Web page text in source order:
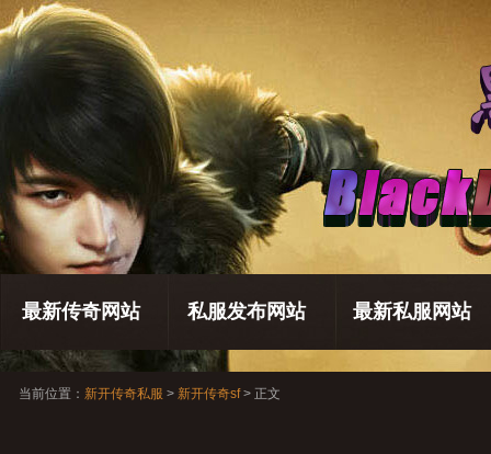
最新传奇网站 私服发布网站 最新私服网站
当前位置： 新开传奇私服 > 新开传奇sf> 正文